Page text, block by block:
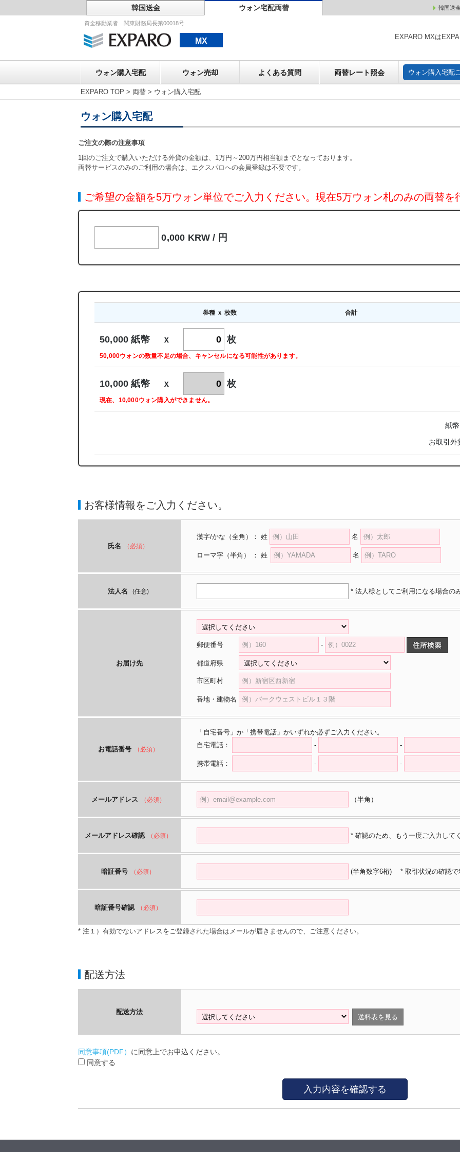
韓国送金 ウォン宅配両替 韓国送
資金移動業者 関東財務局長第00018号
MX EXPARO MXは
ウォン購入宅配 ウォン売却 よくある質問 両替レート照会 ウォン購入宅配
ウォン売却 ウォン購
EXPARO TOP > 両替 > ウォン購入宅配
ウォン購入宅配
ご注文の際の注意事項
1回のご注文で購入いただける外貨の金額は、1万円～200万円相当額までとなっております。
両替サービスのみのご利用の場合は、エクスパロへの会員登録は不要です。
ご希望の金額を5万ウォン単位でご入力ください。現在5万ウォン札のみの両替を
0,000 KRW / 円
券種 ｘ 枚数 合計
50,000 紙幣 ｘ 枚
50,000ウォンの数量不足の場合、キャンセルになる可能性があります。
10,000 紙幣 ｘ 枚
現在、10,000ウォン購入ができません。
紙
お取引外
お客様情報をご入力ください。
氏名 （必須）
漢字/かな （全角） ： 姓 名
ローマ字 （半角） ： 姓 名
法人名 (任意) * 法人様としてご利用になる場合の
お届け先
郵便番号 -
都道府県
市区町村
番地・建物名
お電話番号 （必須）
「自宅番号」か「携帯電話」かいずれか必ずご入力ください。
自宅電話：
- -
携帯電話： - -
メールアドレス （必須） （半角）
メールアドレス確認 （必須） * 確認のため、もう一度ご入力して
暗証番号 （必須） (半角数字6桁) * 取引状況の確認で
暗証番号確認 （必須）
* 注１）有効でないアドレスをご登録された場合はメールが届きませんので、ご注意ください。
配送方法
配送方法
送料表を見る
同意事項(PDF） に同意上でお申込ください。
同意する
入力内容を確認する